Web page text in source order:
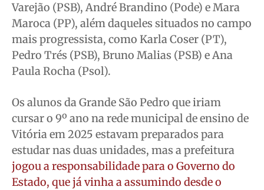
Varejão (PSB), André Brandino (Pode) e Mara
Maroca (PP), além daqueles situados no campo
mais progressista, como Karla Coser (PT),
Pedro Trés (PSB), Bruno Malias (PSB) e Ana
Paula Rocha (Psol).
Os alunos da Grande São Pedro que iriam
cursar o 9º ano na rede municipal de ensino de
Vitória em 2025 estavam preparados para
estudar nas duas unidades, mas a prefeitura
jogou a responsabilidade para o Governo do
Estado, que já vinha a assumindo desde o